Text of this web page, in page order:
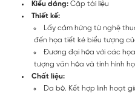
Kiểu dáng: Cặp tài liệu
Thiết kế:
Lấy cảm hứng từ nghệ
đến họa tiết kẻ biểu tượng
Đương đại hóa với các
tượng văn hóa và tính hình
Chất liệu:
Da bò. Kết hợp linh hoạt